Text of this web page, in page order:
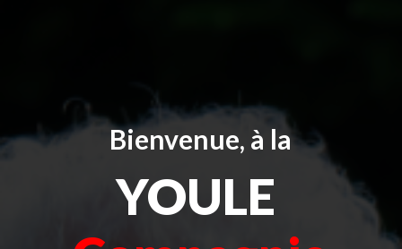
Bienvenue, à la
YOULE